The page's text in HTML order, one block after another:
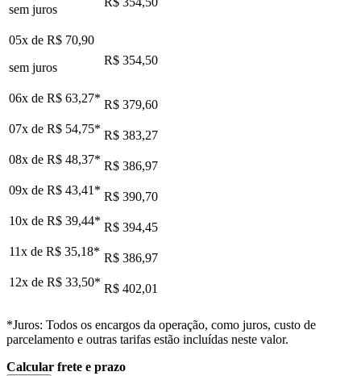
sem juros
05x de R$ 70,90
sem juros
R$ 354,50
06x de R$ 63,27* R$ 379,60
07x de R$ 54,75* R$ 383,27
08x de R$ 48,37* R$ 386,97
09x de R$ 43,41* R$ 390,70
10x de R$ 39,44* R$ 394,45
11x de R$ 35,18* R$ 386,97
12x de R$ 33,50* R$ 402,01
*Juros: Todos os encargos da operação, como juros, custo de
parcelamento e outras tarifas estão incluídas neste valor.
Calcular frete e prazo